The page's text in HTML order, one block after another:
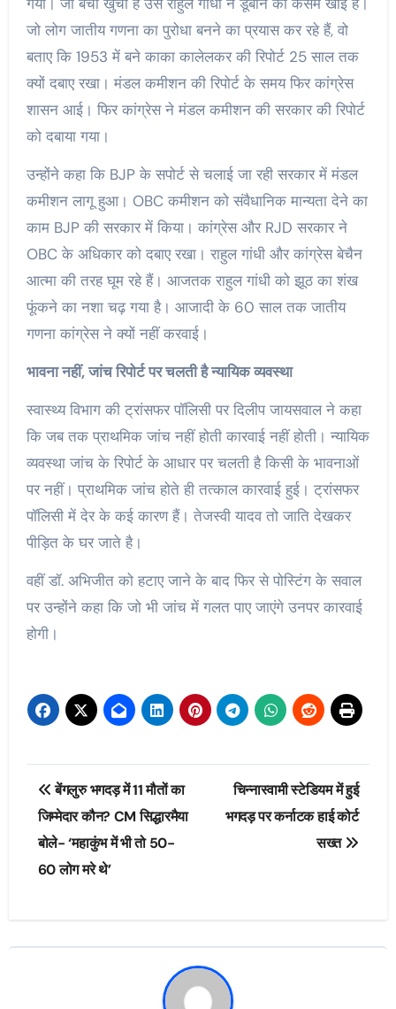
जो लोग जातीय गणना का पुरोधा बनने का प्रयास कर रहे हैं, वो
बताए कि 1953 में बने काका कालेलकर की रिपोर्ट 25 साल तक
क्यों दबाए रखा। मंडल कमीशन की रिपोर्ट के समय फिर कांग्रेस
शासन आई। फिर कांग्रेस ने मंडल कमीशन की सरकार की रिपोर्ट
को दबाया गया।
उन्होंने कहा कि BJP के सपोर्ट से चलाई जा रही सरकार में मंडल
कमीशन लागू हुआ। OBC कमीशन को संवैधानिक मान्यता देने का
काम BJP की सरकार में किया। कांग्रेस और RJD सरकार ने
OBC के अधिकार को दबाए रखा। राहुल गांधी और कांग्रेस बेचैन
आत्मा की तरह घूम रहे हैं। आजतक राहुल गांधी को झूठ का शंख
फूंकने का नशा चढ़ गया है। आजादी के 60 साल तक जातीय
गणना कांग्रेस ने क्यों नहीं करवाई।
भावना नहीं, जांच रिपोर्ट पर चलती है न्यायिक व्यवस्था
स्वास्थ्य विभाग की ट्रांसफर पॉलिसी पर दिलीप जायसवाल ने कहा
कि जब तक प्राथमिक जांच नहीं होती कारवाई नहीं होती। न्यायिक
व्यवस्था जांच के रिपोर्ट के आधार पर चलती है किसी के भावनाओं
पर नहीं। प्राथमिक जांच होते ही तत्काल कारवाई हुई। ट्रांसफर
पॉलिसी में देर के कई कारण हैं। तेजस्वी यादव तो जाति देखकर
पीड़ित के घर जाते है।
वहीं डॉ. अभिजीत को हटाए जाने के बाद फिर से पोस्टिंग के सवाल
पर उन्होंने कहा कि जो भी जांच में गलत पाए जाएंगे उनपर कारवाई
होगी।
Post
navigation
बेंगलुरु भगदड़ में 11 मौतों का
जिम्मेदार कौन? CM सिद्धारमैया
बोले- ‘महाकुंभ में भी तो 50-
60 लोग मरे थे’
चिन्नास्वामी स्टेडियम में हुई
भगदड़ पर कर्नाटक हाई कोर्ट
सख्त